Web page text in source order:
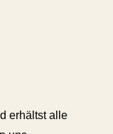
erhältst alle